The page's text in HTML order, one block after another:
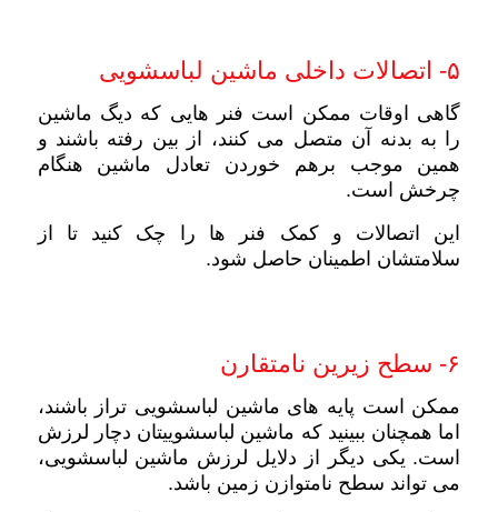
۵- اتصالات داخلی ماشین لباسشویی
گاهی اوقات ممکن است فنر هایی که دیگ ماشین
را به بدنه آن متصل می کنند، از بین رفته باشند و
همین موجب برهم خوردن تعادل ماشین هنگام
چرخش است.
این اتصالات و کمک فنر ها را چک کنید تا از
سلامتشان اطمینان حاصل شود.
۶- سطح زیرین نامتقارن
ممکن است پایه های ماشین لباسشویی تراز باشند،
اما همچنان ببینید که ماشین لباسشوییتان دچار لرزش
است. یکی دیگر از دلایل لرزش ماشین لباسشویی،
می تواند سطح نامتوازن زمین باشد.